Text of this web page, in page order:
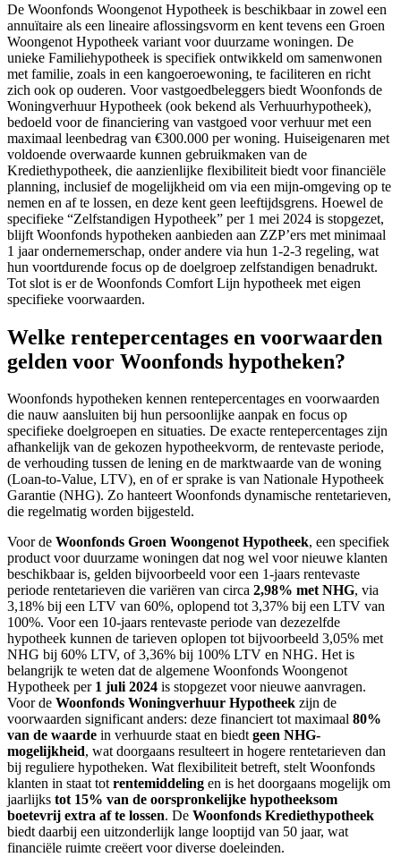
De Woonfonds Woongenot Hypotheek is beschikbaar in zowel een
annuïtaire als een lineaire aflossingsvorm en kent tevens een Groen
Woongenot Hypotheek variant voor duurzame woningen. De
unieke Familiehypotheek is specifiek ontwikkeld om samenwonen
met familie, zoals in een kangoeroewoning, te faciliteren en richt
zich ook op ouderen. Voor vastgoedbeleggers biedt Woonfonds de
Woningverhuur Hypotheek (ook bekend als Verhuurhypotheek),
bedoeld voor de financiering van vastgoed voor verhuur met een
maximaal leenbedrag van €300.000 per woning. Huiseigenaren met
voldoende overwaarde kunnen gebruikmaken van de
Krediethypotheek, die aanzienlijke flexibiliteit biedt voor financiële
planning, inclusief de mogelijkheid om via een mijn-omgeving op te
nemen en af te lossen, en deze kent geen leeftijdsgrens. Hoewel de
specifieke “Zelfstandigen Hypotheek” per 1 mei 2024 is stopgezet,
blijft Woonfonds hypotheken aanbieden aan ZZP’ers met minimaal
1 jaar ondernemerschap, onder andere via hun 1-2-3 regeling, wat
hun voortdurende focus op de doelgroep zelfstandigen benadrukt.
Tot slot is er de Woonfonds Comfort Lijn hypotheek met eigen
specifieke voorwaarden.
Welke rentepercentages en voorwaarden
gelden voor Woonfonds hypotheken?
Woonfonds hypotheken kennen rentepercentages en voorwaarden
die nauw aansluiten bij hun persoonlijke aanpak en focus op
specifieke doelgroepen en situaties. De exacte rentepercentages zijn
afhankelijk van de gekozen hypotheekvorm, de rentevaste periode,
de verhouding tussen de lening en de marktwaarde van de woning
(Loan-to-Value, LTV), en of er sprake is van Nationale Hypotheek
Garantie (NHG). Zo hanteert Woonfonds dynamische rentetarieven,
die regelmatig worden bijgesteld.
Voor de Woonfonds Groen Woongenot Hypotheek, een specifiek
product voor duurzame woningen dat nog wel voor nieuwe klanten
beschikbaar is, gelden bijvoorbeeld voor een 1-jaars rentevaste
periode rentetarieven die variëren van circa 2,98% met NHG, via
3,18% bij een LTV van 60%, oplopend tot 3,37% bij een LTV van
100%. Voor een 10-jaars rentevaste periode van dezezelfde
hypotheek kunnen de tarieven oplopen tot bijvoorbeeld 3,05% met
NHG bij 60% LTV, of 3,36% bij 100% LTV en NHG. Het is
belangrijk te weten dat de algemene Woonfonds Woongenot
Hypotheek per 1 juli 2024 is stopgezet voor nieuwe aanvragen.
Voor de Woonfonds Woningverhuur Hypotheek zijn de
voorwaarden significant anders: deze financiert tot maximaal 80%
van de waarde in verhuurde staat en biedtgeen NHG-
mogelijkheid, wat doorgaans resulteert in hogere rentetarieven dan
bij reguliere hypotheken. Wat flexibiliteit betreft, stelt Woonfonds
klanten in staat totrentemiddeling en is het doorgaans mogelijk om
jaarlijks tot 15% van de oorspronkelijke hypotheeksom
boetevrij extra af te lossen. De Woonfonds Krediethypotheek
biedt daarbij een uitzonderlijk lange looptijd van 50 jaar, wat
financiële ruimte creëert voor diverse doeleinden.